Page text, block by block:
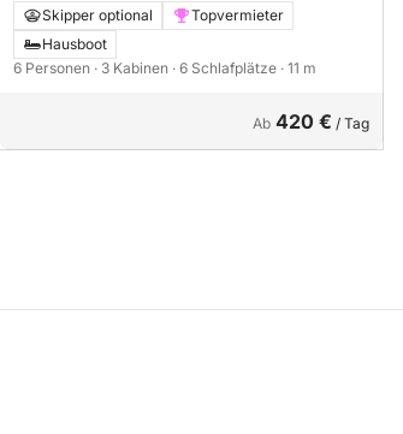
XLLSkipper optional
Topvermieter
Hausboot
6 Personen · 3 Kabinen · 6 Schlafplätze · 11 m
Ab 420 € / Tag